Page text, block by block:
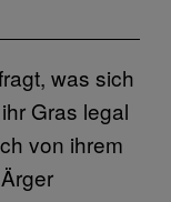
was sich
Gras legal
von ihrem